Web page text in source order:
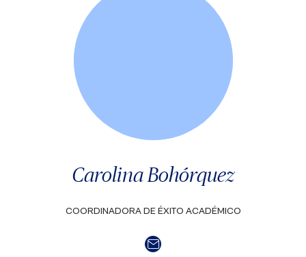
Carolina Bohórquez
COORDINADORA DE ÉXITO ACADÉMICO